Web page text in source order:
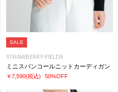
SALE
STRAWBERRY-FIELDS
ミニスパンコールニットカーディガン
￥7,590(税込) 50%OFF